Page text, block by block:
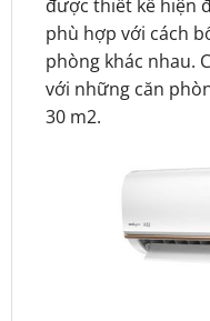
được thiết kế hiện
phù hợp với cách
phòng khác nhau.
với những căn
30 m2.